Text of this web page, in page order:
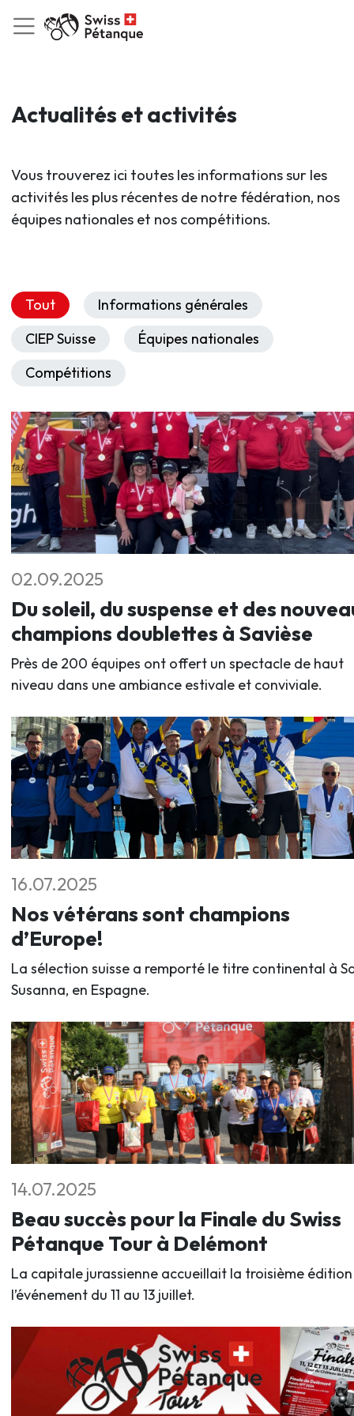
Actualités et activités
Vous trouverez ici toutes les informations sur les
activités les plus récentes de notre fédération, nos
équipes nationales et nos compétitions.
Tout
Informations générales
CIEP Suisse
Équipes nationales
Compétitions
02.09.2025
Du soleil, du suspense et des
champions doublettes à Savièse
Près de 200 équipes ont offert un spectacle de haut
niveau dans une ambiance estivale et conviviale.
16.07.2025
Nos vétérans sont champions
d’Europe!
La sélection suisse a remporté le titre continental à
Susanna, en Espagne.
14.07.2025
Beau succès pour la Finale du Swiss
Pétanque Tour à Delémont
La capitale jurassienne accueillait la troisième
l’événement du 11 au 13 juillet.